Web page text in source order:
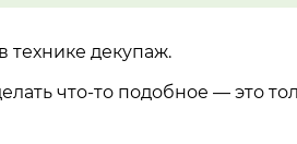
технике декупаж.
что-то подобное — это